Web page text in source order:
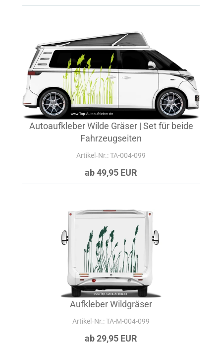
Autoaufkleber Wilde Gräser | Set für beide
Fahrzeugseiten
Artikel‑Nr.: TA-004-099
ab 49,95 EUR
Aufkleber Wildgräser
Artikel‑Nr.: TA-M-004-099
ab 29,95 EUR